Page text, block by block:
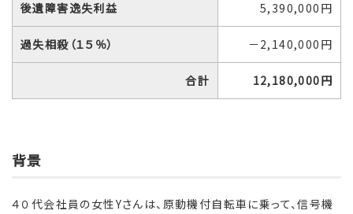
後遺障害逸失利益 5,390,000円
過失相殺（１５％） －2,140,000円
合計 12,180,000円
背景
４０代会社員の女性Yさんは、原動機付自転車に乗って、信号機